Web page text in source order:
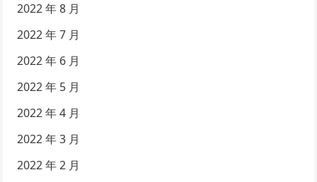
2022 年 8 月
2022 年 7 月
2022 年 6 月
2022 年 5 月
2022 年 4 月
2022 年 3 月
2022 年 2 月